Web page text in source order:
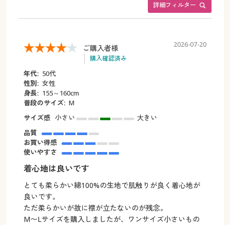
詳細フィルター
ご購入者様
購入確認済み
2026-07-20
年代: 50代
性別: 女性
身長: 155～160cm
普段のサイズ: M
サイズ感 小さい
大きい
品質
お買い得感
使いやすさ
着心地は良いです
とても柔らかい綿100%の生地で肌触りが良く着心地が
良いです。
ただ柔らかいが故に襟が立たないのが残念。
M〜Lサイズを購入しましたが、ワンサイズ小さいもの